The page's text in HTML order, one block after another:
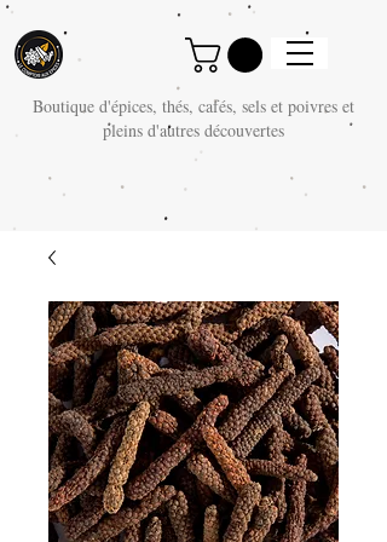
Boutique d'épices, thés, cafés, sels et poivres et
pleins d'autres découvertes